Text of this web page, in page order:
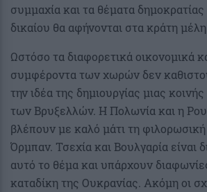
συμμαχία και τα θέματα
δικαίου θα αφήνονται στα κράτη μέλη.
Ωστόσο τα διαφορετικά οικονομικά
συμφέροντα των χωρών δεν
την ιδέα της δημιουργίας μιας
των Βρυξελλών. Η Πολωνία και η
βλέπουν με καλό μάτι τη
Όρμπαν. Τσεχία και Βουλγαρία είναι
αυτό το θέμα και υπάρχουν
καταδίκη της Ουκρανίας. Ακόμη οι